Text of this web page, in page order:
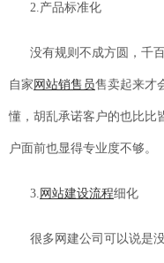
2.产品标准化
没有规则不成方圆，千
自家 网站销售员售卖起来才
懂，胡乱承诺客户的也比比
户面前也显得专业度不够。
3. 网站建设流程细化
很多网建公司可以说是